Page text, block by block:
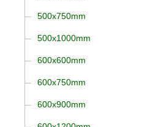
500x750mm
500x1000mm
600x600mm
600x750mm
600x900mm